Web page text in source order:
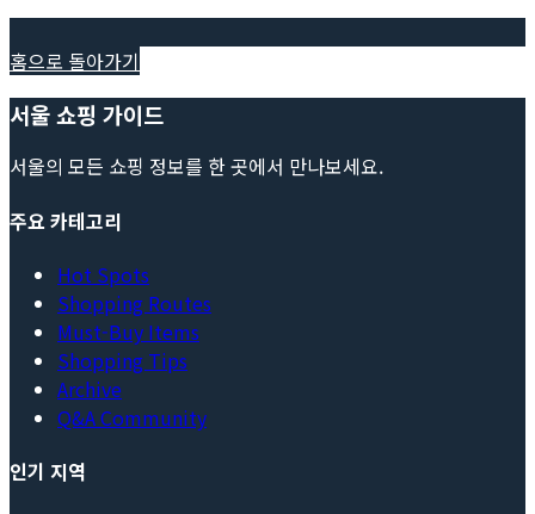
홈으로 돌아가기
서울 쇼핑 가이드
서울의 모든 쇼핑 정보를 한 곳에서 만나보세요.
주요 카테고리
Hot Spots
Shopping Routes
Must-Buy Items
Shopping Tips
Archive
Q&A Community
인기 지역